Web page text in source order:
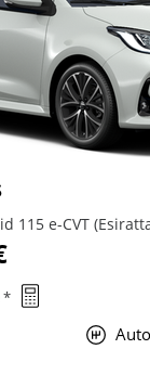
115 e-CVT
*